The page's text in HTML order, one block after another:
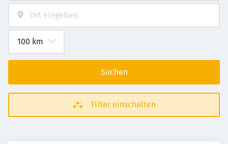
Suchen
Filter einschalten